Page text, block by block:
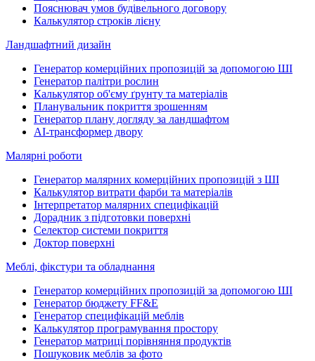
Пояснювач умов будівельного договору
Калькулятор строків лієну
Ландшафтний дизайн
Генератор комерційних пропозицій за допомогою ШІ
Генератор палітри рослин
Калькулятор об'єму ґрунту та матеріалів
Планувальник покриття зрошенням
Генератор плану догляду за ландшафтом
AI-трансформер двору
Малярні роботи
Генератор малярних комерційних пропозицій з ШІ
Калькулятор витрати фарби та матеріалів
Інтерпретатор малярних специфікацій
Дорадник з підготовки поверхні
Селектор системи покриття
Доктор поверхні
Меблі, фікстури та обладнання
Генератор комерційних пропозицій за допомогою ШІ
Генератор бюджету FF&E
Генератор специфікацій меблів
Калькулятор програмування простору
Генератор матриці порівняння продуктів
Пошуковик меблів за фото